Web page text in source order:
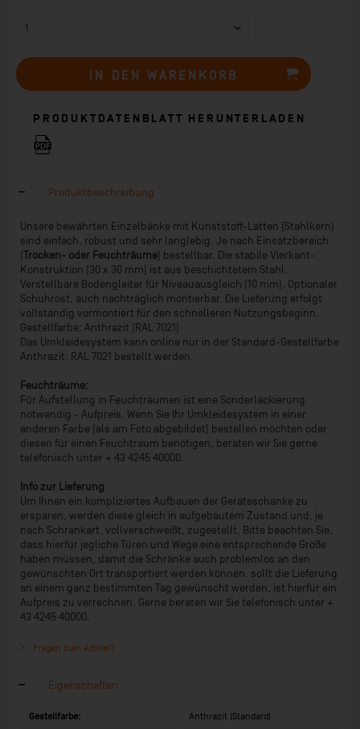
IN DEN WARENKORB
PRODUKTDATENBLATT HERUNTERLADEN
Produktbeschreibung
Unsere bewährten Einzelbänke mit Kunststoff-Latten (Stahlkern)
sind einfach, robust und sehr langlebig. Je nach Einsatzbereich
(Trocken- oder Feuchträume ) bestellbar. Die stabile Vierkant-
Konstruktion (30 x 30 mm) ist aus beschichtetem Stahl.
Verstellbare Bodengleiter für Niveauausgleich (10 mm). Optionaler
Schuhrost, auch nachträglich montierbar. Die Lieferung erfolgt
vollständig vormontiert für den schnelleren Nutzungsbeginn.
Gestellfarbe: Anthrazit (RAL 7021)
Das Umkleidesystem kann online nur in der Standard-Gestellfarbe
Anthrazit, RAL 7021 bestellt werden.
Feuchträume:
Für Aufstellung in Feuchträumen ist eine Sonderlackierung
notwendig - Aufpreis. Wenn Sie Ihr Umkleidesystem in einer
anderen Farbe (als am Foto abgebildet) bestellen möchten oder
diesen für einen Feuchtraum benötigen, beraten wir Sie gerne
telefonisch unter + 43 4245 40000.
Info zur Lieferung
Um Ihnen ein kompliziertes Aufbauen der Geräteschänke zu
ersparen, werden diese gleich in aufgebautem Zustand und, je
nach Schrankart, vollverschweißt, zugestellt. Bitte beachten Sie,
dass hierfür jegliche Türen und Wege eine entsprechende Größe
haben müssen, damit die Schränke auch problemlos an den
gewünschten Ort transportiert werden können. sollt die Lieferung
an einem ganz bestimmten Tag gewünscht werden, ist hierfür ein
Aufpreis zu verrechnen. Gerne beraten wir Sie telefonisch unter +
43 4245 40000.
Fragen zum Artikel?
Eigenschaften
Gestellfarbe: Anthrazit (Standard)